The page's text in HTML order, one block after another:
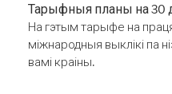
Тарыфныя планы на 30
На гэтым тарыфе на
міжнародныя выклікі па
вамі краіны.